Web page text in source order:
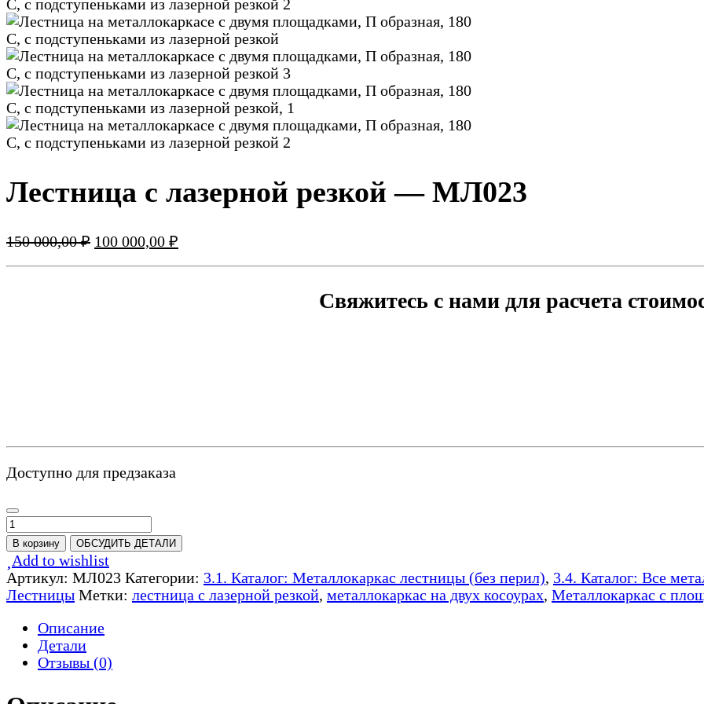
Лестница с лазерной резкой — МЛ023
150 000,00₽ Первоначальная
100 000,00 ₽
Свяжитесь с нами для расчета
Доступно для предзаказа
Количество
товара
Лестница
с
лазерной
резкой
МЛ023
В корзину ОБСУДИТЬ ДЕТАЛИ
Add to wishlist
Артикул: МЛ023 Категории: 3.1. Каталог: Металлокаркас лестницы (без перил), 3.4. Каталог: Все
Лестницы Метки: лестница с лазерной резкой, металлокаркас на двух косоурах, Металлокаркас с
Описание
Детали
Отзывы (0)